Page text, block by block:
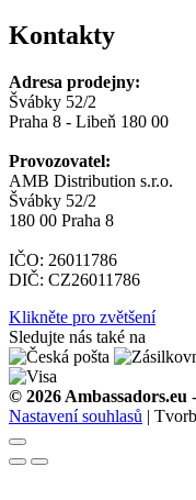
Kontakty
Adresa prodejny:
Švábky 52/2
Praha 8 - Libeň 180 00
Provozovatel:
AMB Distribution s.r.o.
Švábky 52/2
180 00 Praha 8
IČO: 26011786
DIČ: CZ26011786
Klikněte pro zvětšení
Sledujte nás také na
© 2026 Ambassadors.eu
Nastavení souhlasů |